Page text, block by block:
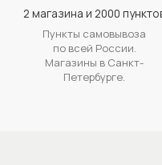
2 магазина и 2000
Пункты самовывоза
по всей России.
Магазины в Санкт-
Петербурге.